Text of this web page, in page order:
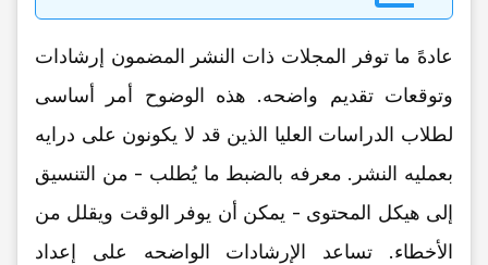
عادهً ما توفر المجلات ذات النشر المضمون إرشادات
وتوقعات تقدیم واضحه. هذه الوضوح أمر أساسی
لطلاب الدراسات العلیا الذین قد لا یکونون على درایه
بعملیه النشر. معرفه بالضبط ما یُطلب - من التنسیق
إلى هیکل المحتوى - یمکن أن یوفر الوقت ویقلل من
الأخطاء. تساعد الإرشادات الواضحه على إعداد